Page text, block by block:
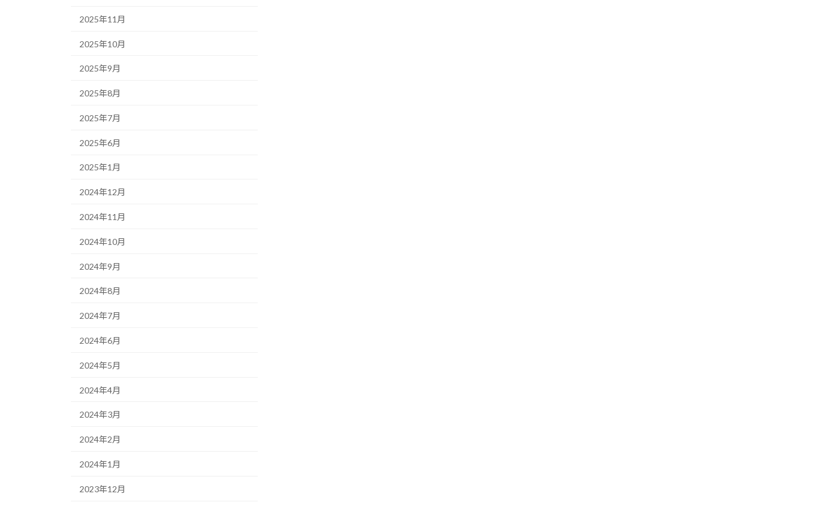
2025年11月
2025年10月
2025年9月
2025年8月
2025年7月
2025年6月
2025年1月
2024年12月
2024年11月
2024年10月
2024年9月
2024年8月
2024年7月
2024年6月
2024年5月
2024年4月
2024年3月
2024年2月
2024年1月
2023年12月